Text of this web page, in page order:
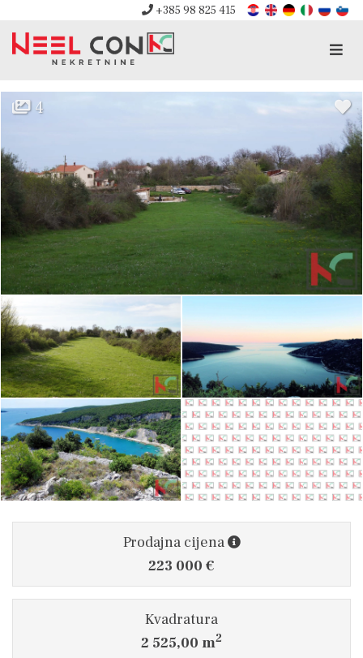
+385 98 825 415
4
Prodajna cijena
223 000 €
Kvadratura
2 525,00 m2